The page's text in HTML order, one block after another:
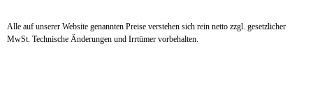
Alle auf unserer Website genannten Preise verstehen sich rein netto zzgl. gesetzlicher
MwSt. Technische Änderungen und Irrtümer vorbehalten.